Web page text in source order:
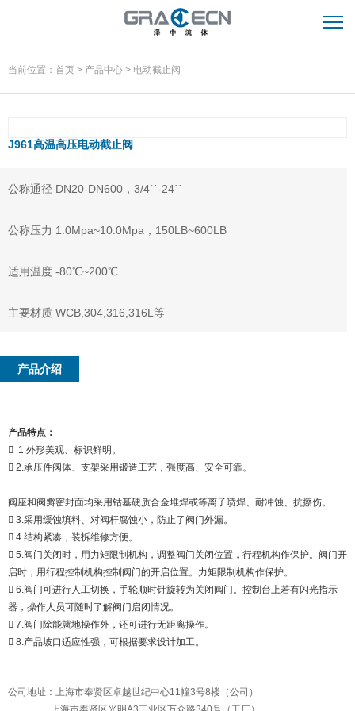
当前位置： 首页 > 产品中心 > 电动截止阀
J961高温高压电动截止阀
公称通径 DN20-DN600，3/4´´-24´´
公称压力 1.0Mpa~10.0Mpa，150LB~600LB
适用温度 -80℃~200℃
主要材质 WCB,304,316,316L等
产品介绍
产品特点：
 1.外形美观、标识鲜明。
 2.承压件阀体、支架采用锻造工艺，强度高、安全可靠。
阀座和阀瓣密封面均采用钴基硬质合金堆焊或等离子喷焊、耐冲蚀、抗擦伤。
 3.采用缓蚀填料、对阀杆腐蚀小，防止了阀门外漏。
 4.结构紧凑，装拆维修方便。
 5.阀门关闭时，用力矩限制机构，调整阀门关闭位置，行程机构作保护。阀门开
启时，用行程控制机构控制阀门的开启位置。力矩限制机构作保护。
 6.阀门可进行人工切换，手轮顺时针旋转为关闭阀门。控制台上若有闪光指示
器，操作人员可随时了解阀门启闭情况。
 7.阀门除能就地操作外，还可进行无距离操作。
 8.产品坡口适应性强，可根据要求设计加工。
公司地址：上海市奉贤区卓越世纪中心11幢3号8楼（公司）